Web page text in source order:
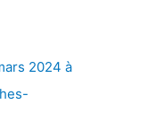
2024 à